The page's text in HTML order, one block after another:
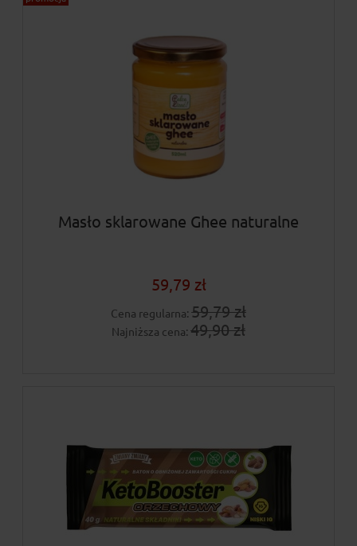
Masło sklarowane Ghee naturalne
59,79 zł
Cena regularna: 59,79 zł
Najniższa cena: 49,90 zł